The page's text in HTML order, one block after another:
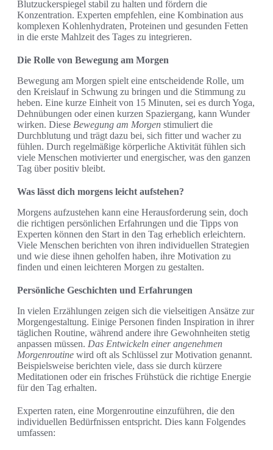
Blutzuckerspiegel stabil zu halten und fördern die
Konzentration. Experten empfehlen, eine Kombination aus
komplexen Kohlenhydraten, Proteinen und gesunden Fetten
in die erste Mahlzeit des Tages zu integrieren.
Die Rolle von Bewegung am Morgen
Bewegung am Morgen spielt eine entscheidende Rolle, um
den Kreislauf in Schwung zu bringen und die Stimmung zu
heben. Eine kurze Einheit von 15 Minuten, sei es durch Yoga,
Dehnübungen oder einen kurzen Spaziergang, kann Wunder
wirken. Diese Bewegung am Morgen stimuliert die
Durchblutung und trägt dazu bei, sich fitter und wacher zu
fühlen. Durch regelmäßige körperliche Aktivität fühlen sich
viele Menschen motivierter und energischer, was den ganzen
Tag über positiv bleibt.
Was lässt dich morgens leicht aufstehen?
Morgens aufzustehen kann eine Herausforderung sein, doch
die richtigen persönlichen Erfahrungen und die Tipps von
Experten können den Start in den Tag erheblich erleichtern.
Viele Menschen berichten von ihren individuellen Strategien
und wie diese ihnen geholfen haben, ihre Motivation zu
finden und einen leichteren Morgen zu gestalten.
Persönliche Geschichten und Erfahrungen
In vielen Erzählungen zeigen sich die vielseitigen Ansätze zur
Morgengestaltung. Einige Personen finden Inspiration in ihrer
täglichen Routine, während andere ihre Gewohnheiten stetig
anpassen müssen. Das Entwickeln einer angenehmen
Morgenroutine wird oft als Schlüssel zur Motivation genannt.
Beispielsweise berichten viele, dass sie durch kürzere
Meditationen oder ein frisches Frühstück die richtige Energie
für den Tag erhalten.
Experten raten, eine Morgenroutine einzuführen, die den
individuellen Bedürfnissen entspricht. Dies kann Folgendes
umfassen: